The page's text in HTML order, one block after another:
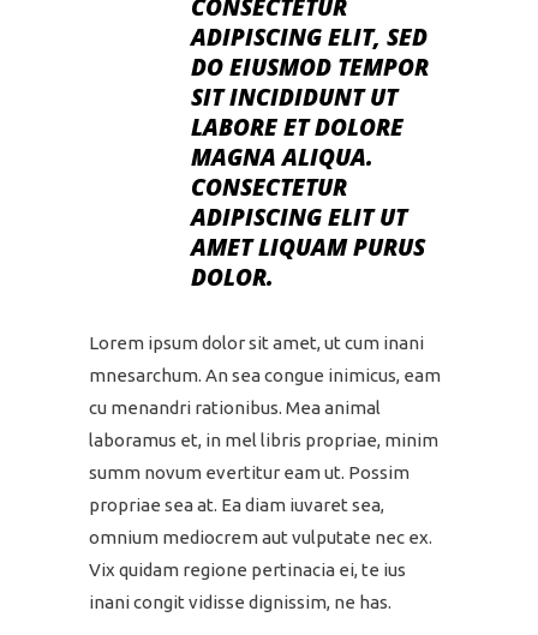
CONSECTETUR
ADIPISCING ELIT, SED
DO EIUSMOD TEMPOR
SIT INCIDIDUNT UT
LABORE ET DOLORE
MAGNA ALIQUA.
CONSECTETUR
ADIPISCING ELIT UT
AMET LIQUAM PURUS
DOLOR.
Lorem ipsum dolor sit amet, ut cum inani
mnesarchum. An sea congue inimicus, eam
cu menandri rationibus. Mea animal
laboramus et, in mel libris propriae, minim
summ novum evertitur eam ut. Possim
propriae sea at. Ea diam iuvaret sea,
omnium mediocrem aut vulputate nec ex.
Vix quidam regione pertinacia ei, te ius
inani congit vidisse dignissim, ne has.